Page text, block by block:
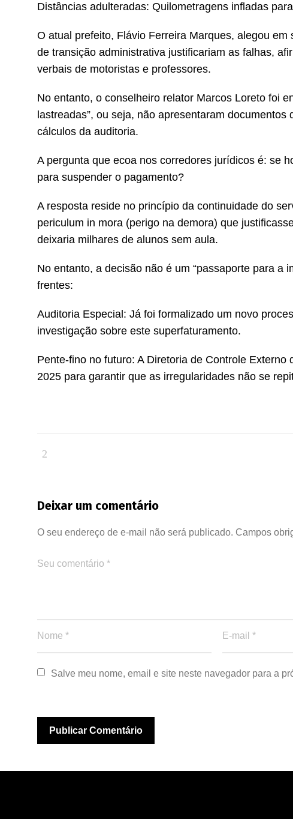
Distâncias adulteradas: Quilometragens infladas
O atual prefeito, Flávio Ferreira Marques, alegou
de transição administrativa justificariam as falhas,
verbais de motoristas e professores.
No entanto, o conselheiro relator Marcos Loreto foi
lastreadas”, ou seja, não apresentaram
cálculos da auditoria.
A pergunta que ecoa nos corredores jurídicos é: se
para suspender o pagamento?
A resposta reside no princípio da continuidade do
periculum in mora (perigo na demora) que
deixaria milhares de alunos sem aula.
No entanto, a decisão não é um “passaporte para a
frentes:
Auditoria Especial: Já foi formalizado um novo
investigação sobre este superfaturamento.
Pente-fino no futuro: A Diretoria de Controle
2025 para garantir que as irregularidades não se
Deixar um comentário
O seu endereço de e-mail não será publicado. Campos
Salve meu nome, email e site neste navegador para a